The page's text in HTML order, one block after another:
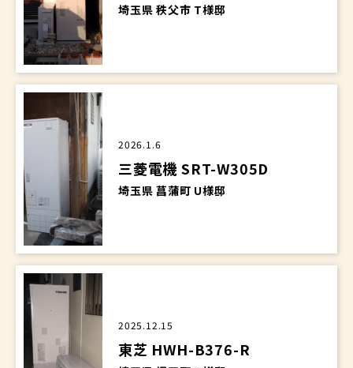
埼玉県 秩父市 T様邸
2026.1.6
三菱電機 SRT-W305D
埼玉県 菖蒲町 U様邸
2025.12.15
東芝 HWH-B376-R